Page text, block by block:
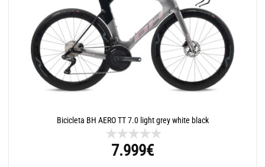
Bicicleta BH AERO TT 7.0 light grey white black
7.999€